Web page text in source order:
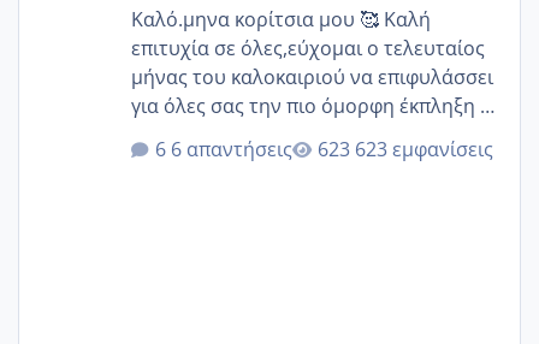
Καλό.μηνα κορίτσια μου 🥰 Καλή
επιτυχία σε όλες,εύχομαι ο τελευταίος
μήνας του καλοκαιριού να επιφυλάσσει
για όλες σας την πιο όμορφη έκπληξη 🧿
@Elk @Melikara86 @Παρασκευαιδου
@Zenia z @melitiniღ @Christi.D.
6 απαντήσεις 623 εμφανίσεις